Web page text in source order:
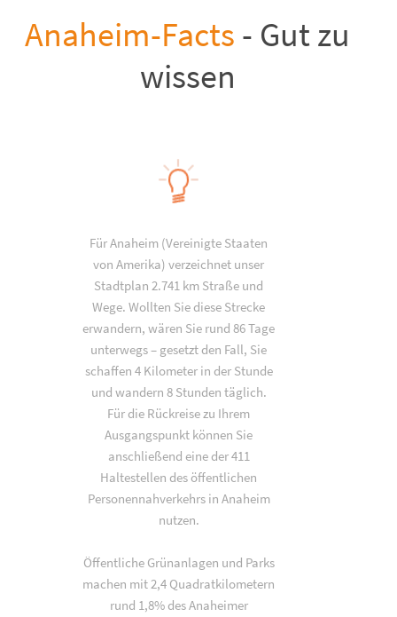
Anaheim-Facts - Gut zu
wissen
Für Anaheim (Vereinigte Staaten
von Amerika) verzeichnet unser
Stadtplan 2.741 km Straße und
Wege. Wollten Sie diese Strecke
erwandern, wären Sie rund 86 Tage
unterwegs – gesetzt den Fall, Sie
schaffen 4 Kilometer in der Stunde
und wandern 8 Stunden täglich.
Für die Rückreise zu Ihrem
Ausgangspunkt können Sie
anschließend eine der 411
Haltestellen des öffentlichen
Personennahverkehrs in Anaheim
nutzen.
Öffentliche Grünanlagen und Parks
machen mit 2,4 Quadratkilometern
rund 1,8% des Anaheimer